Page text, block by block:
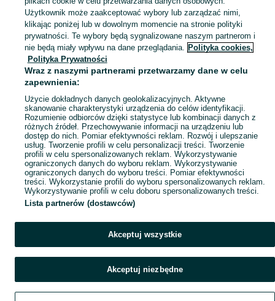
Mapa kategorii
Mapa miejscowości
Mapa ministron
Popularne wyszukiwania
Użytkownik może zaakceptować wybory lub zarządzać nimi,
klikając poniżej lub w dowolnym momencie na stronie polityki
prywatności. Te wybory będą sygnalizowane naszym partnerom i
nie będą miały wpływu na dane przeglądania. Polityka cookies,
Polityka Prywatności
Wraz z naszymi partnerami przetwarzamy dane w celu
zapewnienia:
Użycie dokładnych danych geolokalizacyjnych. Aktywne
skanowanie charakterystyki urządzenia do celów identyfikacji.
Rozumienie odbiorców dzięki statystyce lub kombinacji danych z
różnych źródeł. Przechowywanie informacji na urządzeniu lub
dostęp do nich. Pomiar efektywności reklam. Rozwój i ulepszanie
usług. Tworzenie profili w celu personalizacji treści. Tworzenie
profili w celu spersonalizowanych reklam. Wykorzystywanie
ograniczonych danych do wyboru reklam. Wykorzystywanie
ograniczonych danych do wyboru treści. Pomiar efektywności
treści. Wykorzystanie profili do wyboru spersonalizowanych reklam.
Wykorzystywanie profili w celu doboru spersonalizowanych treści.
Lista partnerów (dostawców)
Akceptuj wszystkie
Akceptuj niezbędne